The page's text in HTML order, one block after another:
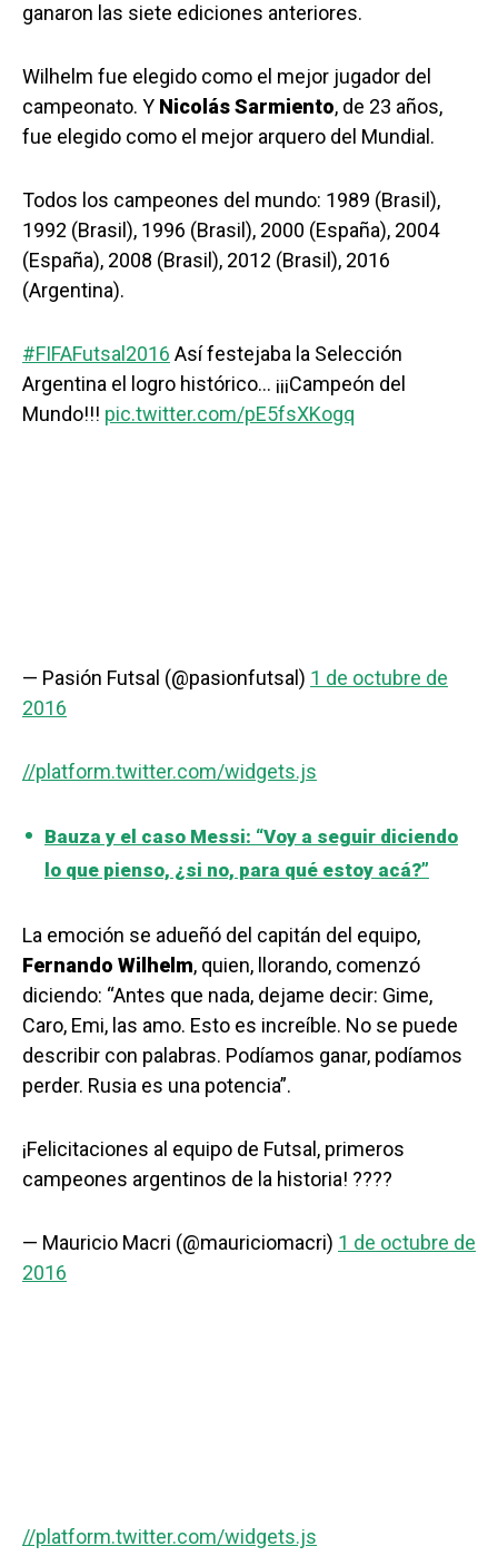
ganaron las siete ediciones anteriores.
Wilhelm fue elegido como el mejor jugador del
campeonato. Y Nicolás Sarmiento, de 23 años,
fue elegido como el mejor arquero del Mundial.
Todos los campeones del mundo: 1989 (Brasil),
1992 (Brasil), 1996 (Brasil), 2000 (España), 2004
(España), 2008 (Brasil), 2012 (Brasil), 2016
(Argentina).
#FIFAFutsal2016 Así festejaba la Selección
Argentina el logro histórico… ¡¡¡Campeón del
Mundo!!! pic.twitter.com/pE5fsXKogq
— Pasión Futsal (@pasionfutsal) 1 de octubre de
2016
//platform.twitter.com/widgets.js
Bauza y el caso Messi: “Voy a seguir diciendo
lo que pienso, ¿si no, para qué estoy acá?”
La emoción se adueñó del capitán del equipo,
Fernando Wilhelm, quien, llorando, comenzó
diciendo: “Antes que nada, dejame decir: Gime,
Caro, Emi, las amo. Esto es increíble. No se puede
describir con palabras. Podíamos ganar, podíamos
perder. Rusia es una potencia”.
¡Felicitaciones al equipo de Futsal, primeros
campeones argentinos de la historia! ????
— Mauricio Macri (@mauriciomacri) 1 de octubre de
2016
//platform.twitter.com/widgets.js